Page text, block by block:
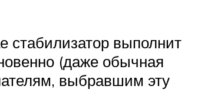
стабилизатор выполнит
(даже обычная
выбравшим эту